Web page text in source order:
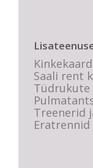
Saali rent
Treenerid
Eratrennid